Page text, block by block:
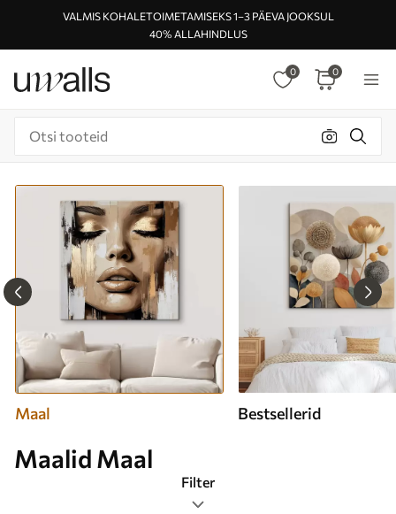
VALMIS KOHALETOIMETAMISEKS 1–3 PÄEVA JOOKSUL
40% ALLAHINDLUS
0 0
Maal Bestsellerid
Maalid Maal
Filter